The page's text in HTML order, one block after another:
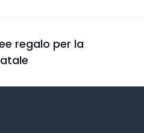
regalo per la